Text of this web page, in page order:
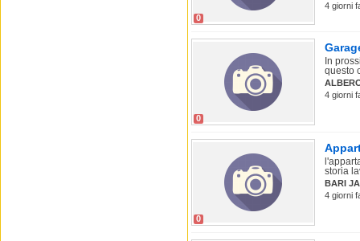
0
4 giorni
0
In
questo
4 giorni
0
storia
BARI
4 giorni